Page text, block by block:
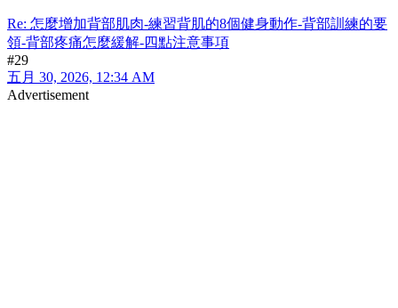
Re: 怎麼增加背部肌肉-練習背肌的8個健身動作-背部訓練的要
領-背部疼痛怎麼緩解-四點注意事項
#29
五月 30, 2026, 12:34 AM
Advertisement